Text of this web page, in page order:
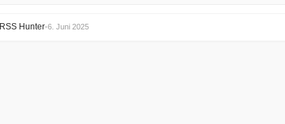
RSS Hunter•6. Juni 2025